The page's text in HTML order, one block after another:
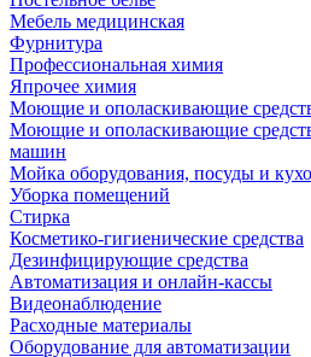
Мебель медицинская
Фурнитура
Профессиональная химия
Япрочее химия
Моющие и ополаскивающие
Моющие и ополаскивающие
машин
Мойка оборудования, посуды и
Уборка помещений
Стирка
Косметико-гигиенические средства
Дезинфицирующие средства
Автоматизация и онлайн-кассы
Видеонаблюдение
Расходные материалы
Оборудование для автоматизации